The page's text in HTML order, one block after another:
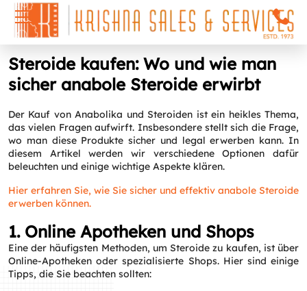
Steroide kaufen: Wo und wie man
sicher anabole Steroide erwirbt
Der Kauf von Anabolika und Steroiden ist ein heikles Thema,
das vielen Fragen aufwirft. Insbesondere stellt sich die Frage,
wo man diese Produkte sicher und legal erwerben kann. In
diesem Artikel werden wir verschiedene Optionen dafür
beleuchten und einige wichtige Aspekte klären.
Hier erfahren Sie, wie Sie sicher und effektiv anabole Steroide
erwerben können.
1. Online Apotheken und Shops
Eine der häufigsten Methoden, um Steroide zu kaufen, ist über
Online-Apotheken oder spezialisierte Shops. Hier sind einige
Tipps, die Sie beachten sollten: